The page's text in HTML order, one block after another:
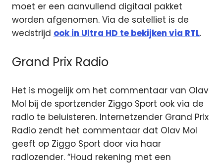
moet er een aanvullend digitaal pakket
worden afgenomen. Via de satelliet is de
wedstrijd ook in Ultra HD te bekijken via RTL.
Grand Prix Radio
Het is mogelijk om het commentaar van Olav
Mol bij de sportzender Ziggo Sport ook via de
radio te beluisteren. Internetzender Grand Prix
Radio zendt het commentaar dat Olav Mol
geeft op Ziggo Sport door via haar
radiozender. “Houd rekening met een